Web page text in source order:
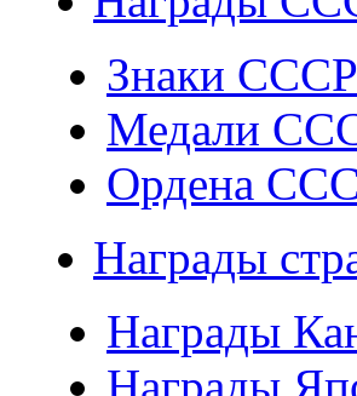
Знаки СССР
Медали
Ордена
Награды
Награды